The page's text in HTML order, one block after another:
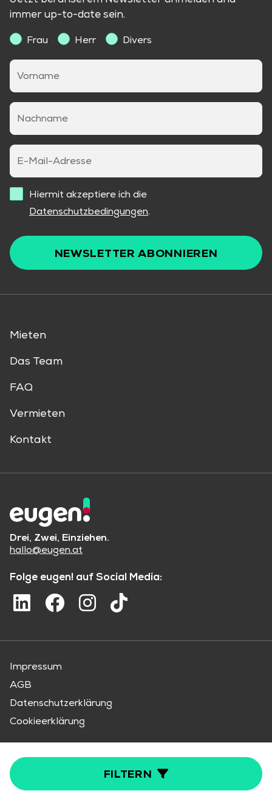
FILTERN
Mieten
Das Team
FAQ
Vermieten
Kontakt
Drei, Zwei, Einziehen.
hallo@eugen.at
Folge eugen! auf Social Media:
immer up-to-date sein.
Frau Herr Divers
Vorname
Nachname
E-Mail-Adresse
Hiermit akzeptiere ich die
Datenschutzbedingungen.
NEWSLETTER ABONNIEREN
Impressum
AGB
Datenschutzerklärung
Cookieerklärung